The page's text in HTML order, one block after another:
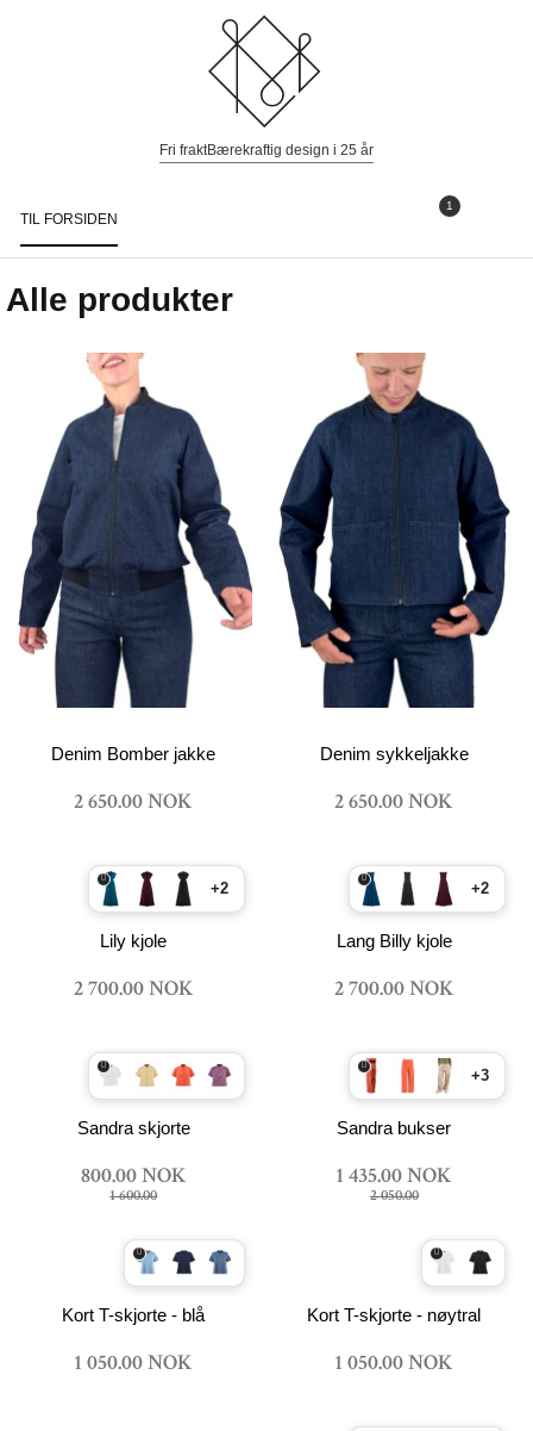
Fri fraktBærekraftig design i 25 år
1
TIL FORSIDEN
Alle produkter
Denim Bomber jakke
2 650.00 NOK
Denim sykkeljakke
2 650.00 NOK
+2
Lily kjole
2 700.00 NOK
+2
Lang Billy kjole
2 700.00 NOK
Sandra skjorte
800.00 NOK
1 600.00
+3
Sandra bukser
1 435.00 NOK
2 050.00
Kort T-skjorte - blå
1 050.00 NOK
Kort T-skjorte - nøytral
1 050.00 NOK